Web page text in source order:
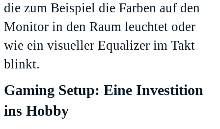
die zum Beispiel die Farben auf den
Monitor in den Raum leuchtet oder
wie ein visueller Equalizer im Takt
blinkt.
Gaming Setup: Eine Investition
ins Hobby